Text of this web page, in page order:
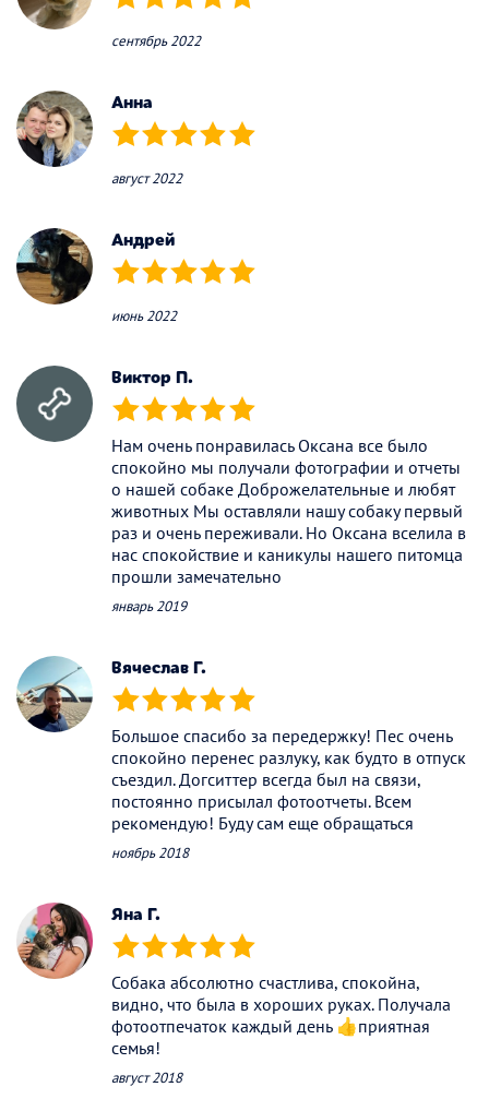
(*) (*) (*) (*) (*)
сентябрь 2022
Анна
(*) (*) (*) (*) (*)
август 2022
Андрей
(*) (*) (*) (*) (*)
июнь 2022
Виктор П.
(*) (*) (*) (*) (*)
Нам очень понравилась Оксана все было
спокойно мы получали фотографии и отчеты
о нашей собаке Доброжелательные и любят
животных Мы оставляли нашу собаку первый
раз и очень переживали. Но Оксана вселила в
нас спокойствие и каникулы нашего питомца
прошли замечательно
январь 2019
Вячеслав Г.
(*) (*) (*) (*) (*)
Большое спасибо за передержку! Пес очень
спокойно перенес разлуку, как будто в отпуск
съездил. Догситтер всегда был на связи,
постоянно присылал фотоотчеты. Всем
рекомендую! Буду сам еще обращаться
ноябрь 2018
Яна Г.
(*) (*) (*) (*) (*)
Собака абсолютно счастлива, спокойна,
видно, что была в хороших руках. Получала
фотоотпечаток каждый день 👍приятная
семья!
август 2018